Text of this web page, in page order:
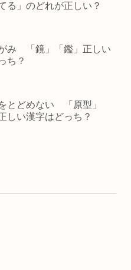
る」のどれが正しい？
み 「鏡」「鑑」正しい
ち？
とどめない 「原型」
しい漢字はどっち？